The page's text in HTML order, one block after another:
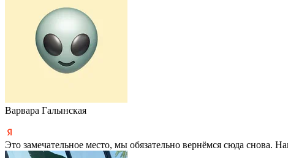
Варвара Галынская
Это замечательное место, мы обязательно вернёмся сюда снова.